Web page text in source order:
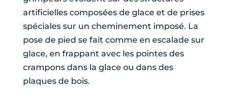
artificielles composées de glace et de prises
spéciales sur un cheminement imposé. La
pose de pied se fait comme en escalade sur
glace, en frappant avec les pointes des
crampons dans la glace ou dans des
plaques de bois.